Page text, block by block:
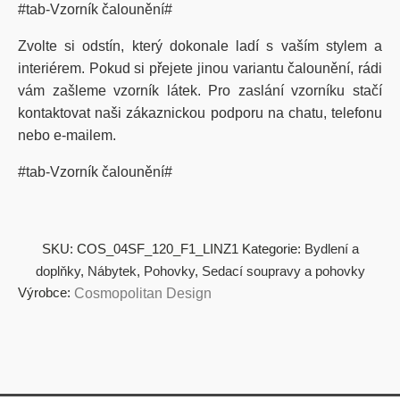
#tab-Vzorník čalounění#
Zvolte si odstín, který dokonale ladí s vaším stylem a
interiérem. Pokud si přejete jinou variantu čalounění, rádi
vám zašleme vzorník látek. Pro zaslání vzorníku stačí
kontaktovat naši zákaznickou podporu na chatu, telefonu
nebo e-mailem.
#tab-Vzorník čalounění#
SKU: COS_04SF_120_F1_LINZ1 Kategorie: Bydlení a
doplňky, Nábytek, Pohovky, Sedací soupravy a pohovky
Výrobce: Cosmopolitan Design